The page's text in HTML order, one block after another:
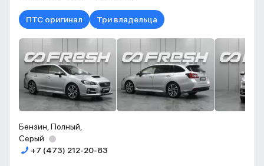
ПТС оригинал Три владельца
Бензин, Полный,
Серый
+7 (473) 212-20-83